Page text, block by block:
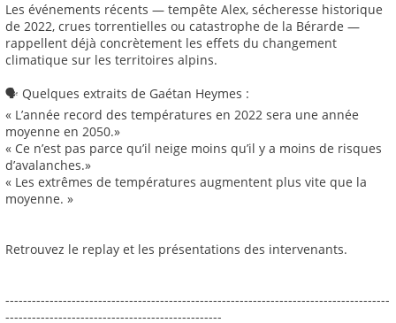
Les événements récents — tempête Alex, sécheresse historique
de 2022, crues torrentielles ou catastrophe de la Bérarde —
rappellent déjà concrètement les effets du changement
climatique sur les territoires alpins.
🗣️ Quelques extraits de Gaétan Heymes :
« L’année record des températures en 2022 sera une année
moyenne en 2050.»
« Ce n’est pas parce qu’il neige moins qu’il y a moins de risques
d’avalanches.»
« Les extrêmes de températures augmentent plus vite que la
moyenne. »
Retrouvez le replay et les présentations des intervenants.
---------------------------------------------------------------------------------------
-------------------------------------------------